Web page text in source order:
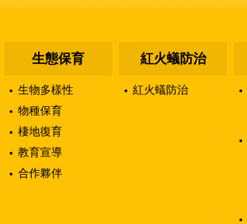
生態保育
生物多樣性
物種保育
棲地復育
教育宣導
合作夥伴
紅火蟻防治
紅火蟻防治